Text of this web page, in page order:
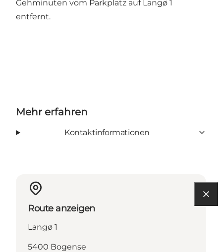
Gehminuten vom Parkplatz auf Langø 1
entfernt.
Mehr erfahren
Kontaktinformationen
Route anzeigen
Langø 1
5400 Bogense